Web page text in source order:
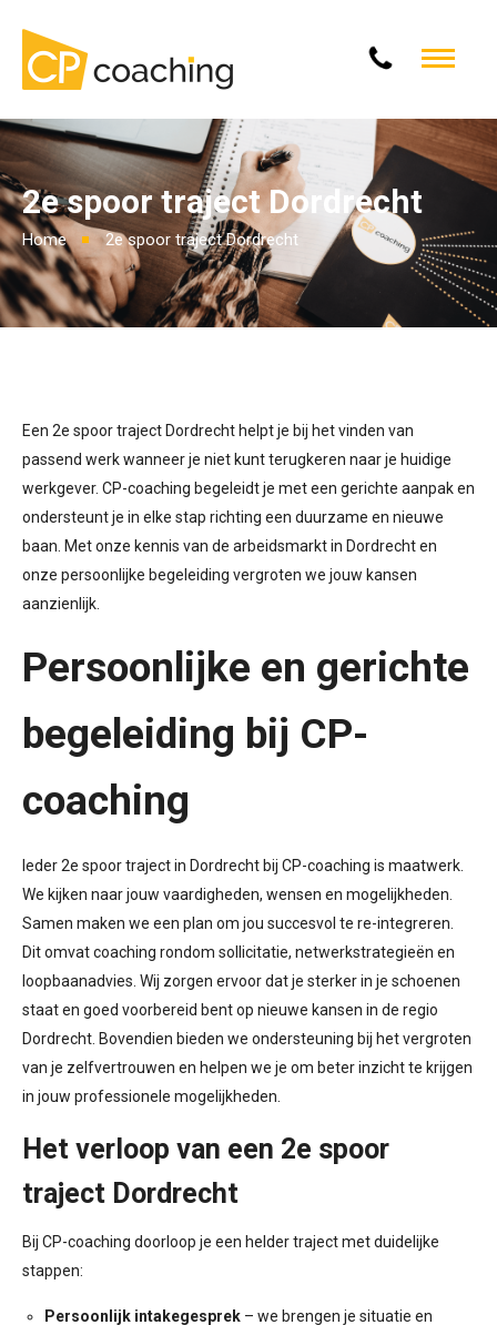
2e spoor traject Dordrecht
Home 2e spoor traject Dordrecht
Een 2e spoor traject Dordrecht helpt je bij het vinden van
passend werk wanneer je niet kunt terugkeren naar je huidige
werkgever. CP-coaching begeleidt je met een gerichte aanpak en
ondersteunt je in elke stap richting een duurzame en nieuwe
baan. Met onze kennis van de arbeidsmarkt in Dordrecht en
onze persoonlijke begeleiding vergroten we jouw kansen
aanzienlijk.
Persoonlijke en gerichte
begeleiding bij CP-
coaching
Ieder 2e spoor traject in Dordrecht bij CP-coaching is maatwerk.
We kijken naar jouw vaardigheden, wensen en mogelijkheden.
Samen maken we een plan om jou succesvol te re-integreren.
Dit omvat coaching rondom sollicitatie, netwerkstrategieën en
loopbaanadvies. Wij zorgen ervoor dat je sterker in je schoenen
staat en goed voorbereid bent op nieuwe kansen in de regio
Dordrecht. Bovendien bieden we ondersteuning bij het vergroten
van je zelfvertrouwen en helpen we je om beter inzicht te krijgen
in jouw professionele mogelijkheden.
Het verloop van een 2e spoor
traject Dordrecht
Bij CP-coaching doorloop je een helder traject met duidelijke
stappen:
Persoonlijk intakegesprek – we brengen je situatie en